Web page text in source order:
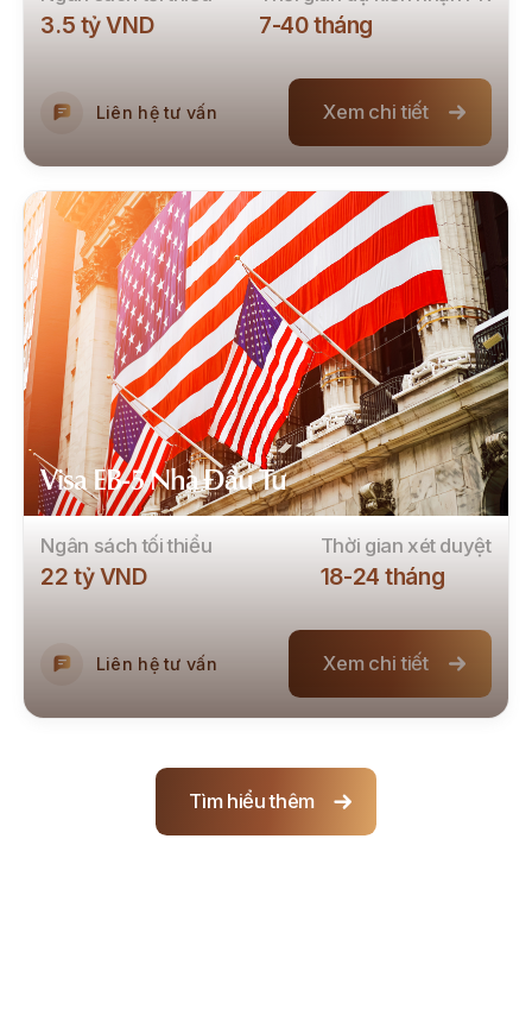
3.5 tỷ VND 7-40tháng
Liên hệ tư vấn Xem chi tiết
Visa EB-5 Nhà Đầu Tư
Ngân sách tối thiểu
22 tỷ VND
Thời gian xét duyệt
18-24 tháng
Liên hệ tư vấn Xem chi tiết
Tìm hiểu thêm